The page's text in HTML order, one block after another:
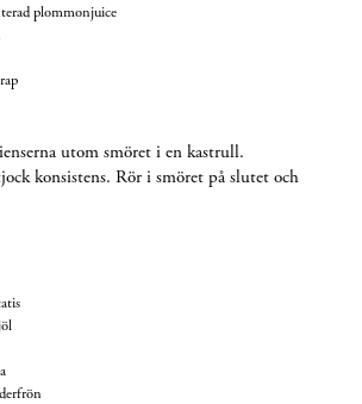
plommonjuice
utom smöret i en kastrull.
konsistens. Rör i smöret på slutet och